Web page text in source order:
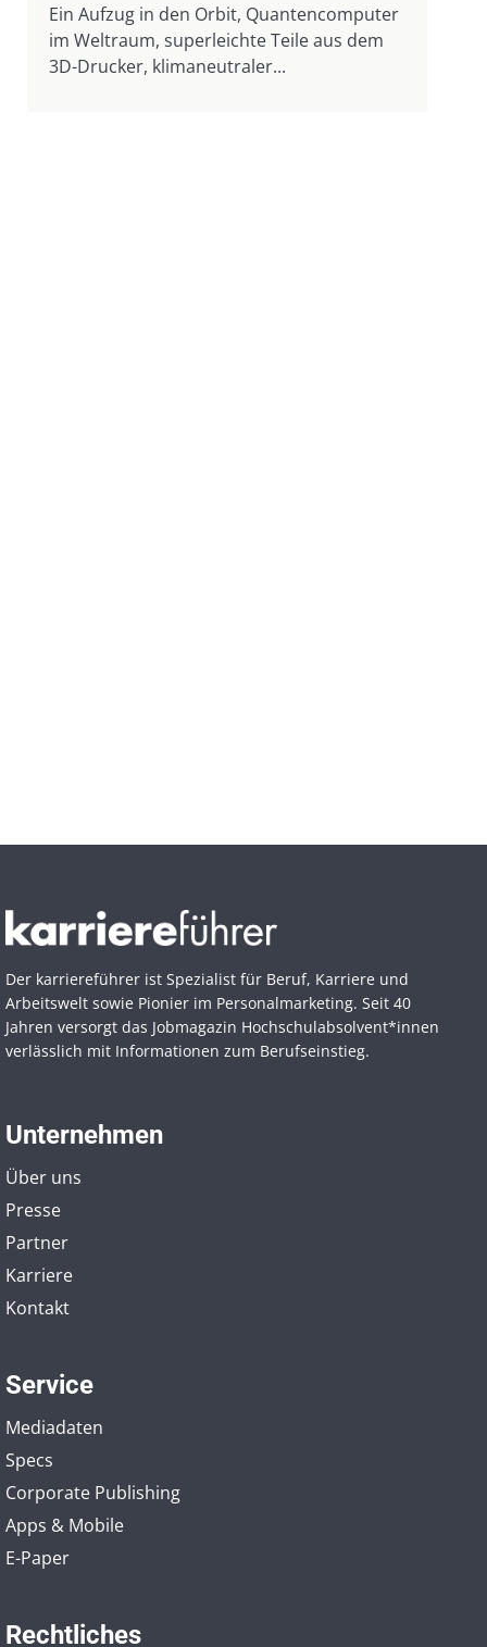
Ein Aufzug in den Orbit, Quantencomputer
im Weltraum, superleichte Teile aus dem
3D-Drucker, klimaneutraler...
Der karriereführer ist Spezialist für Beruf, Karriere und
Arbeitswelt sowie Pionier im Personal­marketing. Seit 40
Jahren versorgt das Jobmagazin Hochschul­absolvent*innen
verlässlich mit Informationen zum Berufseinstieg.
Unternehmen
Über uns
Presse
Partner
Karriere
Kontakt
Service
Mediadaten
Specs
Corporate Publishing
Apps & Mobile
E-Paper
Rechtliches